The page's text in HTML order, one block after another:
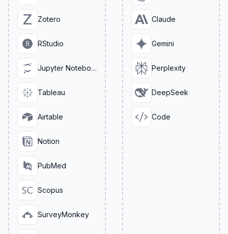
Zotero
RStudio
Jupyter Notebook
Tableau
Airtable
Notion
PubMed
Scopus
SurveyMonkey
Claude
Gemini
Perplexity
DeepSeek
Code